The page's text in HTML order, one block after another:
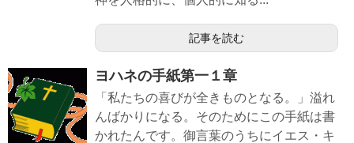
記事を読む
ヨハネの手紙第一１章
「私たちの喜びが全きものとなる。」溢れ
んばかりになる。そのためにこの手紙は書
かれたんです。御言葉のうちにイエス・キ